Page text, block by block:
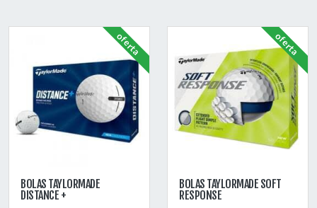
BOLAS TAYLORMADE
DISTANCE +
oferta
BOLAS TAYLORMADE SOFT
RESPONSE
oferta